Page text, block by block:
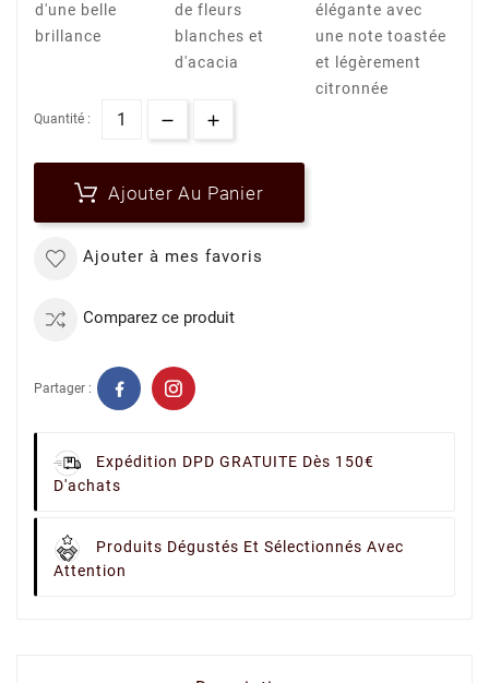
d'une belle
brillance
de fleurs
blanches et
d'acacia
élégante avec
une note toastée
et légèrement
citronnée
Quantité :
Ajouter Au Panier
Ajouter à mes favoris
Comparez ce produit
Partager :
Expédition DPD GRATUITE Dès 150€
D'achats
Produits Dégustés Et Sélectionnés Avec
Attention